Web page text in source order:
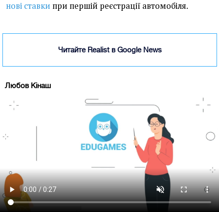
нові ставки при першій реєстрації автомобіля.
Читайте Realist в Google News
Любов Кінаш